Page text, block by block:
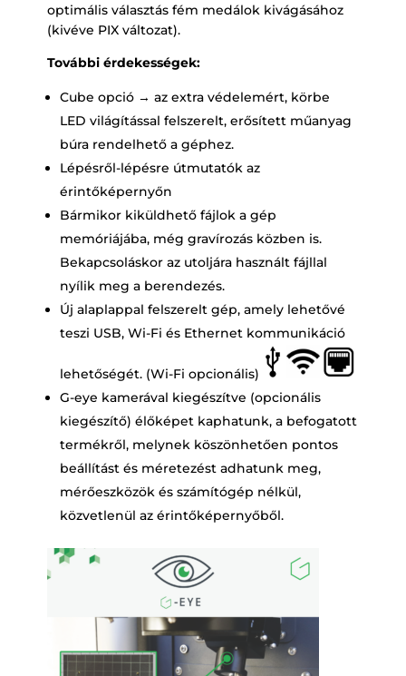
optimális választás fém medálok kivágásához
(kivéve PIX változat).
További érdekességek:
Cube opció → az extra védelemért, körbe
LED világítással felszerelt, erősített műanyag
búra rendelhető a géphez.
Lépésről-lépésre útmutatók az
érintőképernyőn
Bármikor kiküldhető fájlok a gép
memóriájába, még gravírozás közben is.
Bekapcsoláskor az utoljára használt fájllal
nyílik meg a berendezés.
Új alaplappal felszerelt gép, amely lehetővé
teszi USB, Wi-Fi és Ethernet kommunikáció
lehetőségét. (Wi-Fi opcionális)
G-eye kamerával kiegészítve (opcionális
kiegészítő) élőképet kaphatunk, a befogatott
termékről, melynek köszönhetően pontos
beállítást és méretezést adhatunk meg,
mérőeszközök és számítógép nélkül,
közvetlenül az érintőképernyőből.